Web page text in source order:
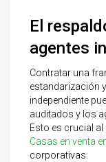
El
agentes
Contratar una
estandarización
independiente
auditados y los
Esto es crucial
Casas en venta
corporativas.